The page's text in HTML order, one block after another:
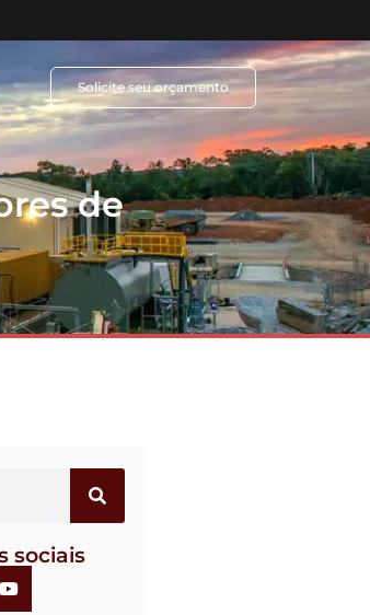
Solicite seu orçamento
de
sociais